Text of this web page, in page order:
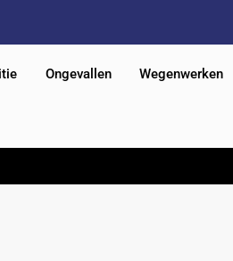
Ongevallen Wegenwerken